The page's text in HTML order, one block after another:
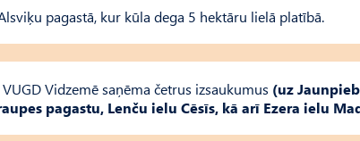
pagastā, kur kūla dega 5 hektāru lielā platībā.
Vidzemē saņēma četrus izsaukumus (uz
pagastu, Lenču ielu Cēsīs, kā arī Ezera ielu